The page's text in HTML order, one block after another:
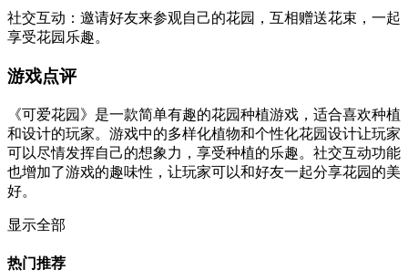
社交互动：邀请好友来参观自己的花园，互相赠送花束，一起
享受花园乐趣。
游戏点评
《可爱花园》是一款简单有趣的花园种植游戏，适合喜欢种植
和设计的玩家。游戏中的多样化植物和个性化花园设计让玩家
可以尽情发挥自己的想象力，享受种植的乐趣。社交互动功能
也增加了游戏的趣味性，让玩家可以和好友一起分享花园的美
好。
显示全部
热门推荐